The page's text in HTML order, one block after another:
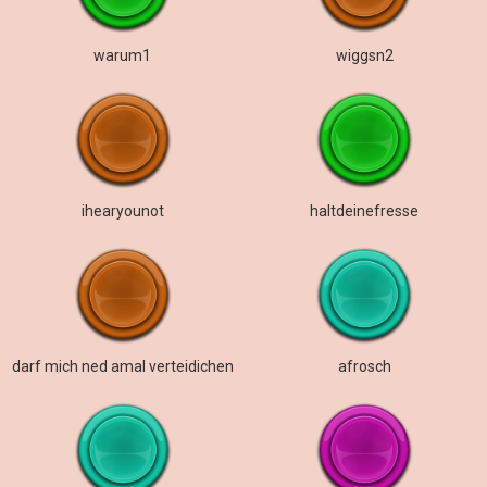
warum1 wiggsn2
ihearyounot haltdeinefresse
darf mich ned amal verteidichen afrosch